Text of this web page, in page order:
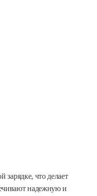
зарядке, что делает
надежную и